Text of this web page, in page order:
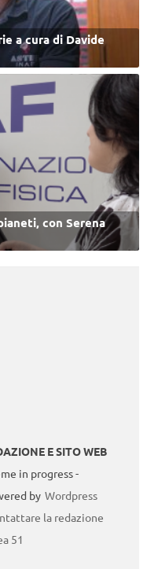
a cura di Davide
con Serena
E SITO WEB
in progress -
by Wordpress
la redazione
51